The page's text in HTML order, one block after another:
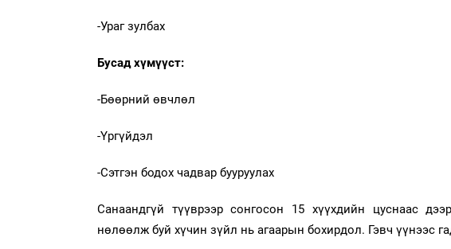
-Ураг зулбах
Бусад хүмүүст:
-Бөөрний өвчлөл
-Үргүйдэл
-Сэтгэн бодох чадвар бууруулах
Санаандгүй түүврээр сонгосон 15 хүүхдийн цуснаас
нөлөөлж буй хүчин зүйл нь агаарын бохирдол. Гэвч үүнээс